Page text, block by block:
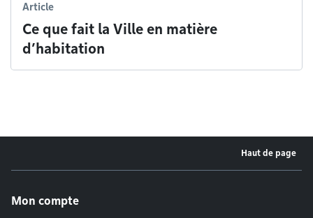
Article
Ce que fait la Ville en matière
d’habitation
Haut de page
Mon compte